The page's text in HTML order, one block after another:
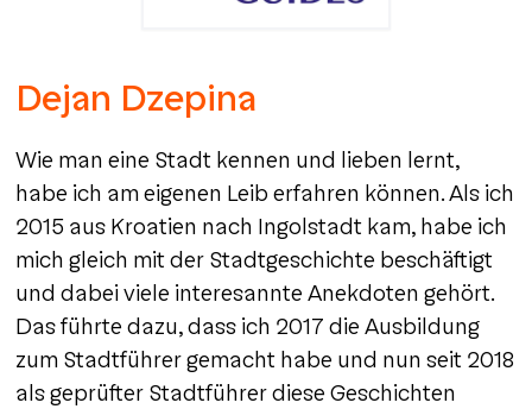
Dejan Dzepina
Wie man eine Stadt kennen und lieben lernt,
habe ich am eigenen Leib erfahren können. Als ich
2015 aus Kroatien nach Ingolstadt kam, habe ich
mich gleich mit der Stadtgeschichte beschäftigt
und dabei viele interesannte Anekdoten gehört.
Das führte dazu, dass ich 2017 die Ausbildung
zum Stadtführer gemacht habe und nun seit 2018
als geprüfter Stadtführer diese Geschichten